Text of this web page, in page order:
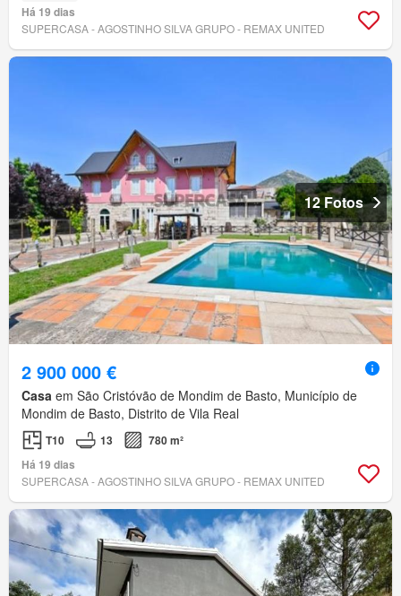
Há 19 dias
SUPERCASA - AGOSTINHO SILVA GRUPO - REMAX UNITED
12 Fotos
2 900 000 €
Casa em São Cristóvão de Mondim de Basto, Município de
Mondim de Basto, Distrito de Vila Real
T10 13
780 m²
Há 19 dias
SUPERCASA - AGOSTINHO SILVA GRUPO - REMAX UNITED